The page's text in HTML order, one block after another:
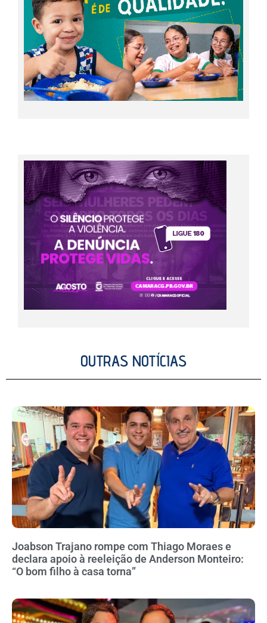
OUTRAS NOTÍCIAS
Joabson Trajano rompe com Thiago Moraes e
declara apoio à reeleição de Anderson Monteiro:
“O bom filho à casa torna”